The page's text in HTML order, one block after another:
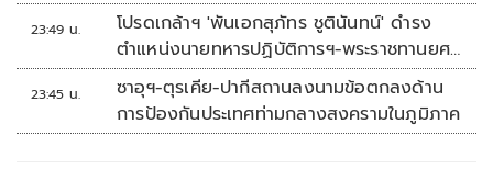
23:49 น.
โปรดเกล้าฯ 'พันเอกสุภัทร ชูตินันทน์' ดำรง
ตำแหน่งนายทหารปฏิบัติการฯ-พระราชทานยศ
'พลตรี'
23:45 น.
ซาอุฯ-ตุรเคีย-ปากีสถานลงนามข้อตกลงด้าน
การป้องกันประเทศท่ามกลางสงครามในภูมิภาค